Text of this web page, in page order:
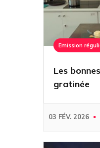
Emission
Les
gratinée
03 FÉV. 2026